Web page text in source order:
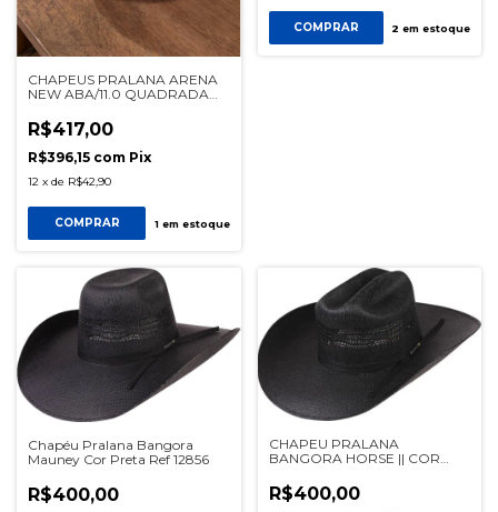
CHAPEUS PRALANA ARENA
NEW ABA/11.0 QUADRADA
R$417,00
R$396,15 com Pix
12 x de R$42,90
COMPRAR 1em estoque
COMPRAR 2 em estoque
Chapéu Pralana Bangora
Mauney Cor Preta Ref 12856
R$400,00
CHAPEU PRALANA
BANGORA HORSE || COR
R$400,00